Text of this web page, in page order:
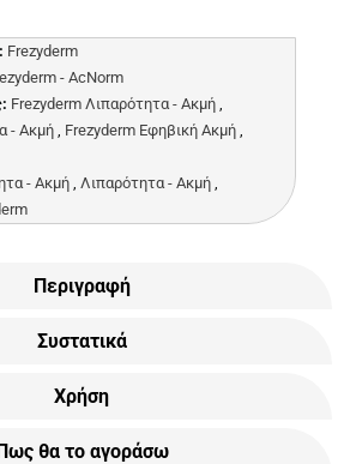
Frezyderm
- AcNorm
Frezyderm Λιπαρότητα - Ακμή ,
- Ακμή , Frezyderm Εφηβική Ακμή ,
- Ακμή , Λιπαρότητα - Ακμή ,
Περιγραφή
Συστατικά
Χρήση
θα το αγοράσω